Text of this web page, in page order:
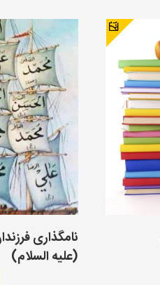
نامگذاری
(علیه السلام)